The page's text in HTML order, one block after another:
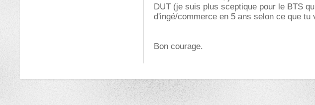
DUT (je suis plus sceptique pour le BTS
d'ingé/commerce en 5 ans selon ce que tu
Bon courage.